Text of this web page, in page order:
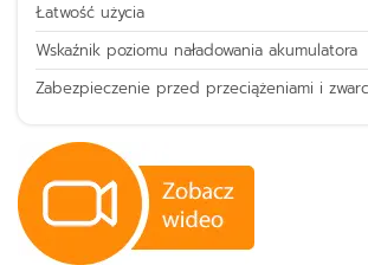
Łatwość użycia
Wskaźnik poziomu naładowania akumulatora
Zabezpieczenie przed przeciążeniami i